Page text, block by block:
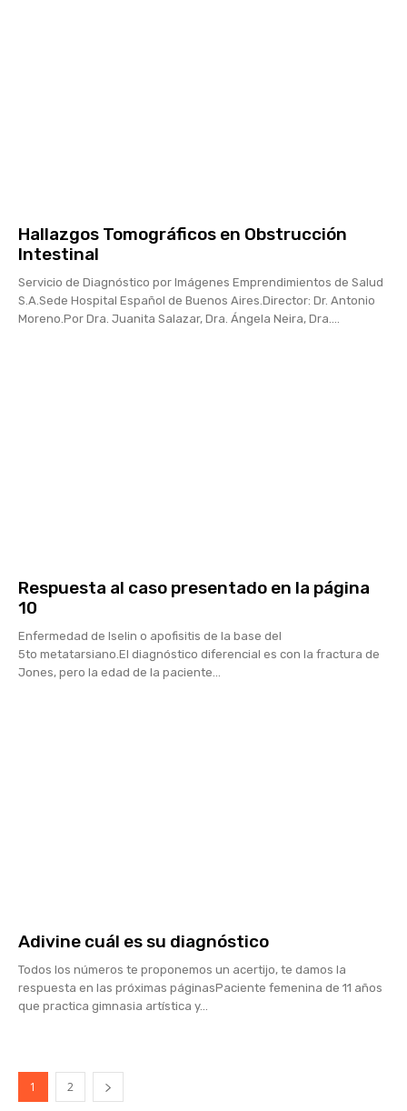
Hallazgos Tomográficos en Obstrucción
Intestinal
Servicio de Diagnóstico por Imágenes Emprendimientos de Salud
S.A.Sede Hospital Español de Buenos Aires.Director: Dr. Antonio
Moreno.Por Dra. Juanita Salazar, Dra. Ángela Neira, Dra....
Respuesta al caso presentado en la página
10
Enfermedad de Iselin o apofisitis de la base del
5to metatarsiano.El diagnóstico diferencial es con la fractura de
Jones, pero la edad de la paciente...
Adivine cuál es su diagnóstico
Todos los números te proponemos un acertijo, te damos la
respuesta en las próximas páginasPaciente femenina de 11 años
que practica gimnasia artística y...
1 2